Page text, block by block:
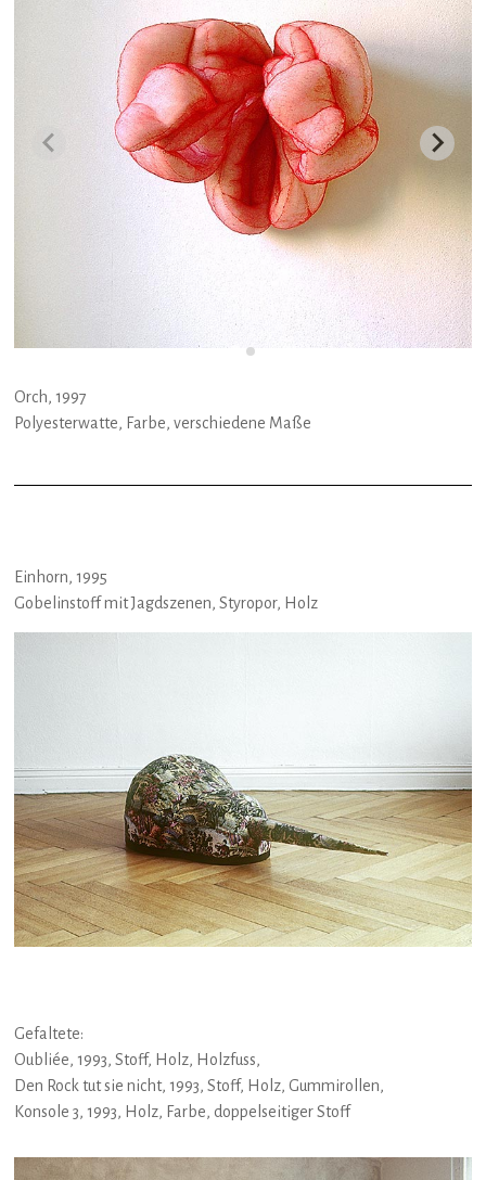
Orch, 1997
Polyesterwatte, Farbe, verschiedene Maße
Einhorn, 1995
Gobelinstoff mit Jagdszenen, Styropor, Holz
Gefaltete:
Oubliée, 1993, Stoff, Holz, Holzfuss,
Den Rock tut sie nicht, 1993, Stoff, Holz, Gummirollen,
Konsole 3, 1993, Holz, Farbe, doppelseitiger Stoff